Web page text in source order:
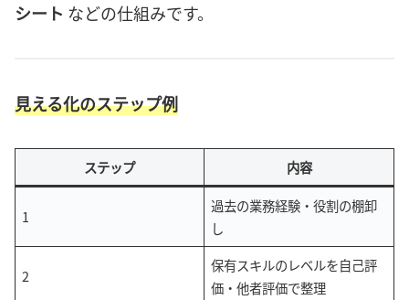
シート などの仕組みです。
見える化のステップ例
ステップ 内容
1
過去の業務経験・役割の棚卸
し
2
保有スキルのレベルを自己評
価・他者評価で整理